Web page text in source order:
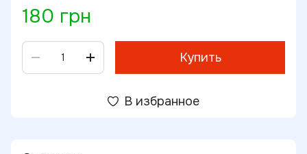
180 грн
Купить
В избранное